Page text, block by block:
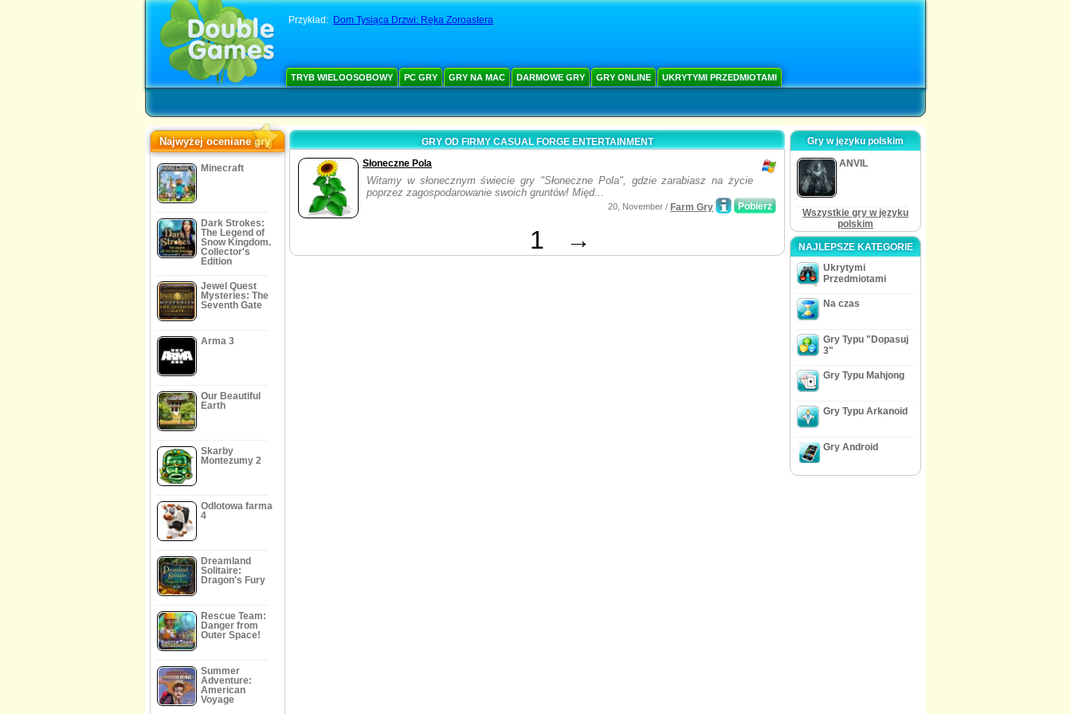
Przykład: Dom Tysiąca Drzwi: Ręka Zoroastera
TRYB WIELOOSOBOWY PC GRY GRY NA MAC DARMOWE GRY GRY ONLINE UKRYTYMI PRZEDMIOTAMI
Najwyżej oceniane gry
Minecraft
Dark Strokes:
The Legend of
Snow Kingdom.
Collector's
Edition
Jewel Quest
Mysteries: The
Seventh Gate
Arma 3
Our Beautiful
Earth
Skarby
Montezumy 2
Odlotowa farma
4
Dreamland
Solitaire:
Dragon's Fury
Rescue Team:
Danger from
Outer Space!
Summer
Adventure:
American
Voyage
GRY OD FIRMY CASUAL FORGE ENTERTAINMENT
Słoneczne Pola
Witamy w słonecznym świecie gry "Słoneczne Pola", gdzie zarabiasz na życie
poprzez zagospodarowanie swoich gruntów! Międ...
Pobierz
20, November / Farm Gry
1 →
Gry w języku polskim
ANVIL
Wszystkie gry w języku
polskim
NAJLEPSZE KATEGORIE
Ukrytymi
Przedmiotami
Na czas
Gry Typu "Dopasuj
3"
Gry Typu Mahjong
Gry Typu Arkanoid
Gry Android